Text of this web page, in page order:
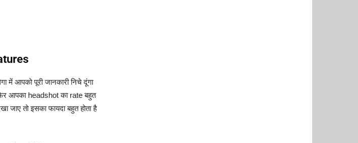
आपको पूरी जानकारी निचे दूंगा
आपका headshot का rate बहुत
जाए तो इसका फायदा बहुत होता है